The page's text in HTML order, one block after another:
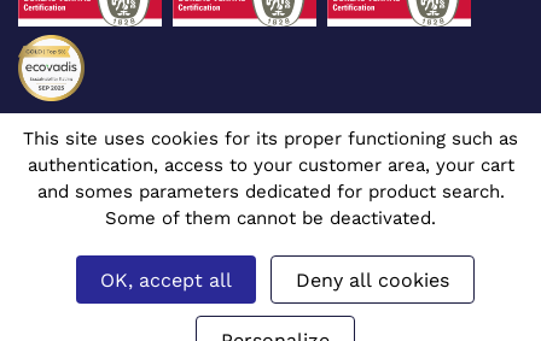
Suivez-nous sur les réseaux sociaux
Site dédié aux professionnels
© 1980 - 2026 CGR - Tous droits réservés
Prix affichés en euros et hors TVA.
This site uses cookies for its proper functioning such as
authentication, access to your customer area, your cart
and somes parameters dedicated for product search.
Some of them cannot be deactivated.
OK, accept all Deny all cookies